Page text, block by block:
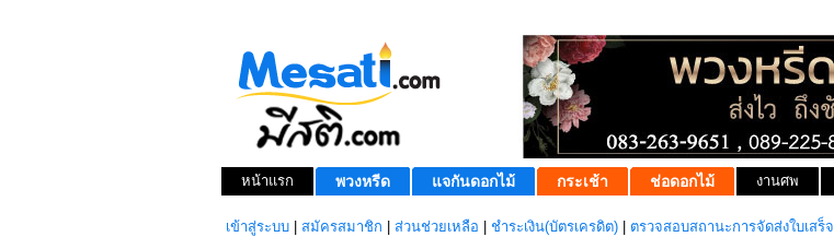
หน้าแรก พวงหรีด แจกันดอกไม้ กระเช้า ช่อดอกไม้ งานศพ
เข้าสู่ระบบ สมัครสมาชิก ส่วนช่วยเหลือ ชำระเงิน(บัตรเครดิต) ตรวจสอบสถานะการจัดส่งใบเสร็จ